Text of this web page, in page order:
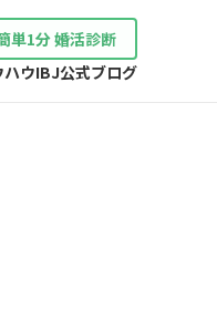
単1分 婚活診断
ウIBJ公式ブログ